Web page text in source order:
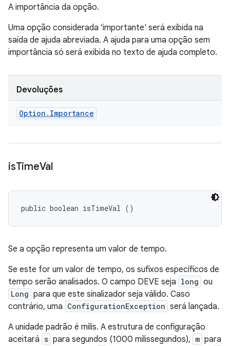
A importância da opção.
Uma opção considerada 'importante' será exibida na
saída de ajuda abreviada. A ajuda para uma opção sem
importância só será exibida no texto de ajuda completo.
Devoluções
Option . Importance
isTimeVal
public boolean isTimeVal ()
Se a opção representa um valor de tempo.
Se este for um valor de tempo, os sufixos específicos de
tempo serão analisados. O campo DEVE seja long ou
Long para que este sinalizador seja válido. Caso
contrário, uma ConfigurationException será lançada.
A unidade padrão é milis. A estrutura de configuração
aceitará s para segundos (1000 milissegundos), m para